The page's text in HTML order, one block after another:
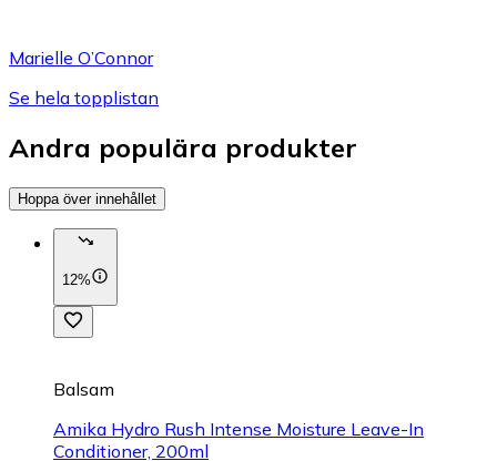
Marielle O’Connor
Se hela topplistan
Andra populära produkter
Hoppa över innehållet
12%
Balsam
Amika Hydro Rush Intense Moisture Leave-In
Conditioner, 200ml